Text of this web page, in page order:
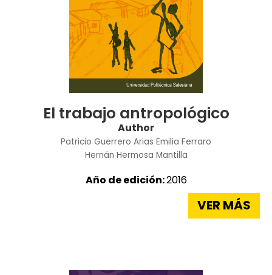
El trabajo antropológico
Author
Patricio Guerrero Arias Emilia Ferraro
Hernán Hermosa Mantilla
Año de edición:2016
VER MÁS